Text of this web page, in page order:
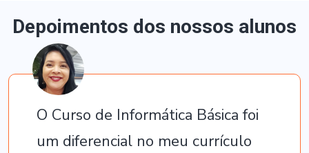
Depoimentos dos nossos alunos
O Curso de Informática Básica foi
um diferencial no meu currículo